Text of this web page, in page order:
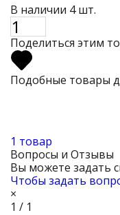
В наличии 4 шт.
Поделиться этим
Подобные товары
1 товар
Вопросы и Отзывы
Вы можете задать
Чтобы задать
×
1 / 1